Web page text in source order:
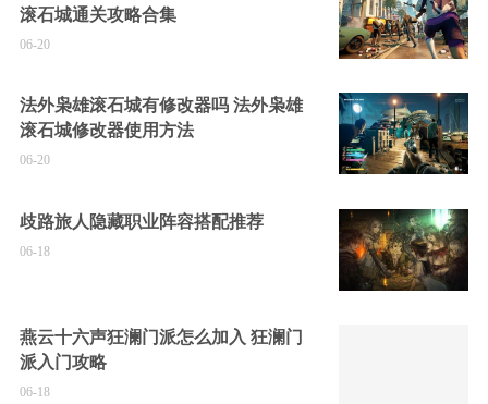
滚石城通关攻略合集
06-20
法外枭雄滚石城有修改器吗 法外枭雄
滚石城修改器使用方法
06-20
歧路旅人隐藏职业阵容搭配推荐
06-18
燕云十六声狂澜门派怎么加入 狂澜门
派入门攻略
06-18